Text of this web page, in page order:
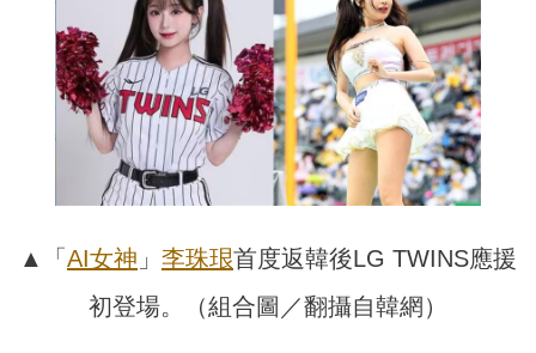
▲「 AI女神 」 李珠珢首度返韓後LG TWINS應援
初登場。（組合圖／翻攝自韓網）